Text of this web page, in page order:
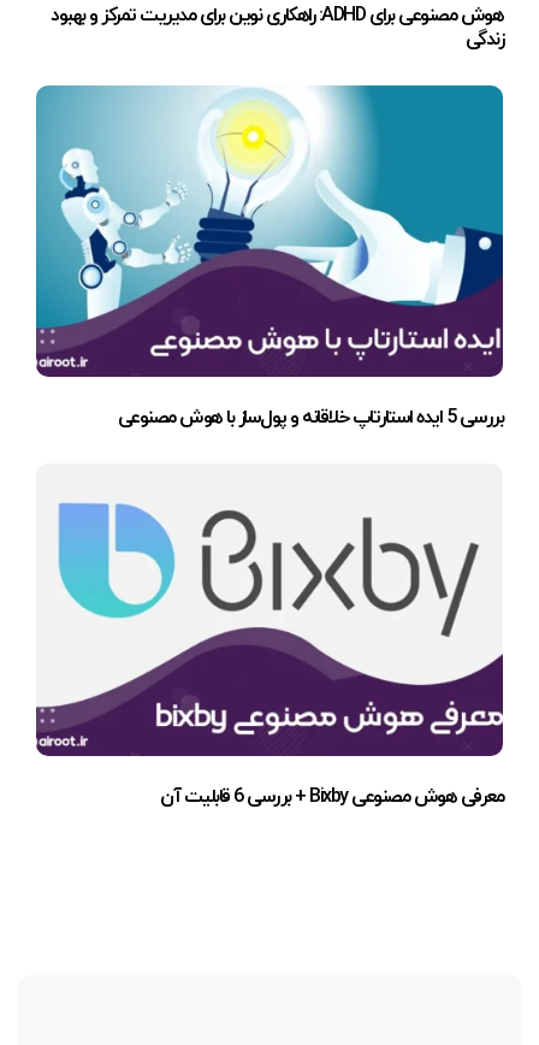
هوش مصنوعی برای ADHD: راهکاری نوین برای مدیریت تمرکز و بهبود
زندگی
بررسی 5 ایده استارتاپ خلاقانه و پول‌ساز با هوش مصنوعی
معرفی هوش مصنوعی Bixby + بررسی 6 قابلیت آن